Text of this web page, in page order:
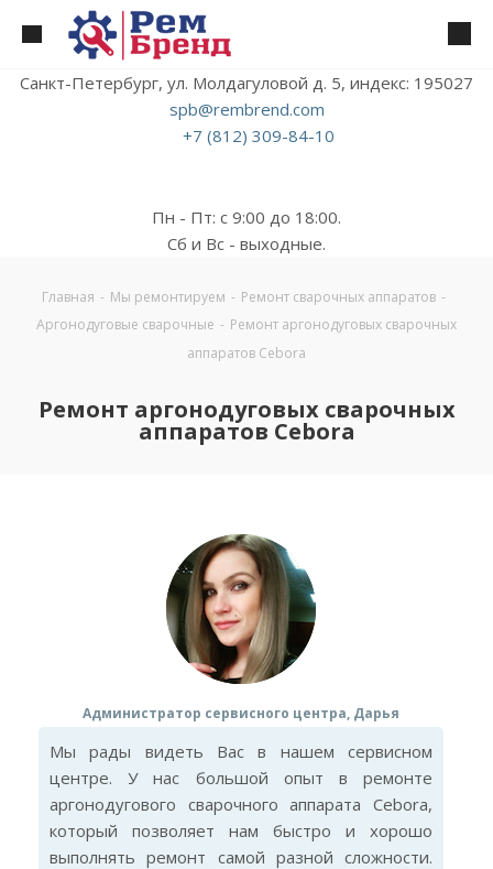
Санкт-Петербург, ул. Молдагуловой д. 5, индекс: 195027
spb@rembrend.com
+7 (812) 309-84-10
Пн - Пт: с 9:00 до 18:00.
Сб и Вс - выходные.
Главная - Мы ремонтируем - Ремонт сварочных аппаратов -
Аргонодуговые сварочные - Ремонт аргонодуговых сварочных
аппаратов Cebora
Ремонт аргонодуговых сварочных
аппаратов Cebora
Администратор сервисного центра, Дарья
Мы рады видеть Вас в нашем сервисном
центре. У нас большой опыт в ремонте
аргонодугового сварочного аппарата Cebora,
который позволяет нам быстро и хорошо
выполнять ремонт самой разной сложности.